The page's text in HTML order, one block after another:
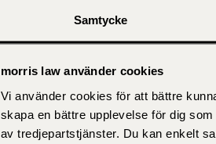
Samtycke
morris law använder cookies
Vi använder cookies för att bättre
skapa en bättre upplevelse för dig
av tredjepartstjänster. Du kan enkelt